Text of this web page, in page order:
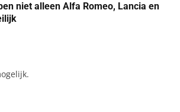
niet alleen Alfa Romeo, Lancia en